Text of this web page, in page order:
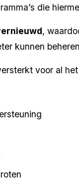
die
,
kunnen
voor al